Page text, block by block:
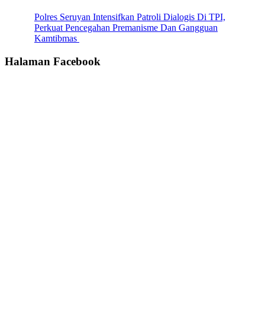
Polres Seruyan Intensifkan Patroli Dialogis Di TPI,
Perkuat Pencegahan Premanisme Dan Gangguan
Kamtibmas
Halaman Facebook